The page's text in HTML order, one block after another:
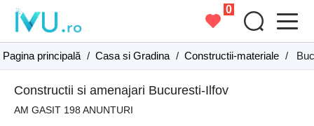
0
Pagina principală / Casa si Gradina / Constructii-materiale /
Constructii si amenajari Bucuresti-Ilfov
AM GASIT 198 ANUNTURI